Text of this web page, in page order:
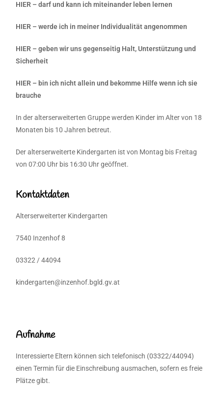
HIER – darf und kann ich miteinander leben lernen
HIER – werde ich in meiner Individualität angenommen
HIER – geben wir uns gegenseitig Halt, Unterstützung und
Sicherheit
HIER – bin ich nicht allein und bekomme Hilfe wenn ich sie
brauche
In der alterserweiterten Gruppe werden Kinder im Alter von 18
Monaten bis 10 Jahren betreut.
Der alterserweiterte Kindergarten ist von Montag bis Freitag
von 07:00 Uhr bis 16:30 Uhr geöffnet.
Kontaktdaten
Alterserweiterter Kindergarten
7540 Inzenhof 8
03322 / 44094
kindergarten@inzenhof.bgld.gv.at
Aufnahme
Interessierte Eltern können sich telefonisch (03322/44094)
einen Termin für die Einschreibung ausmachen, sofern es freie
Plätze gibt.